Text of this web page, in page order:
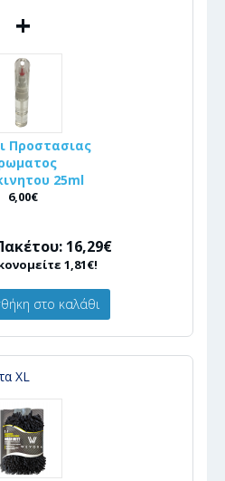
+
Προστασιας
25ml
6,00€
16,29€
1,81€!
στο καλάθι
XL